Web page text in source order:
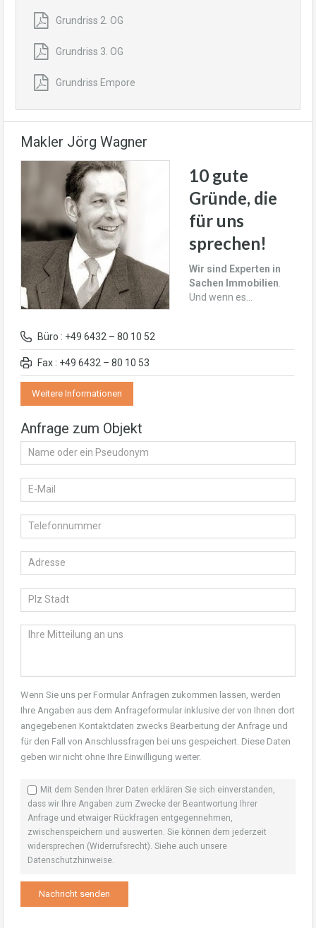
Grundriss 2. OG
Grundriss 3. OG
Grundriss Empore
Makler Jörg Wagner
Büro : +49 6432 – 80 10 52
Fax : +49 6432 – 80 10 53
10 gute
Gründe, die
für uns
sprechen!
Wir sind Experten in
Sachen Immobilien
Und wenn es…
Weitere Informationen
Anfrage zum Objekt
Wenn Sie uns per Formular Anfragen zukommen lassen, werden
Ihre Angaben aus dem Anfrageformular inklusive der von Ihnen dort
angegebenen Kontaktdaten zwecks Bearbeitung der Anfrage und
für den Fall von Anschlussfragen bei uns gespeichert. Diese Daten
geben wir nicht ohne Ihre Einwilligung weiter.
Mit dem Senden Ihrer Daten erklären Sie sich einverstanden,
dass wir Ihre Angaben zum Zwecke der Beantwortung Ihrer
Anfrage und etwaiger Rückfragen entgegennehmen,
zwischenspeichern und auswerten. Sie können dem jederzeit
widersprechen (Widerrufsrecht). Siehe auch unsere
Datenschutzhinweise.